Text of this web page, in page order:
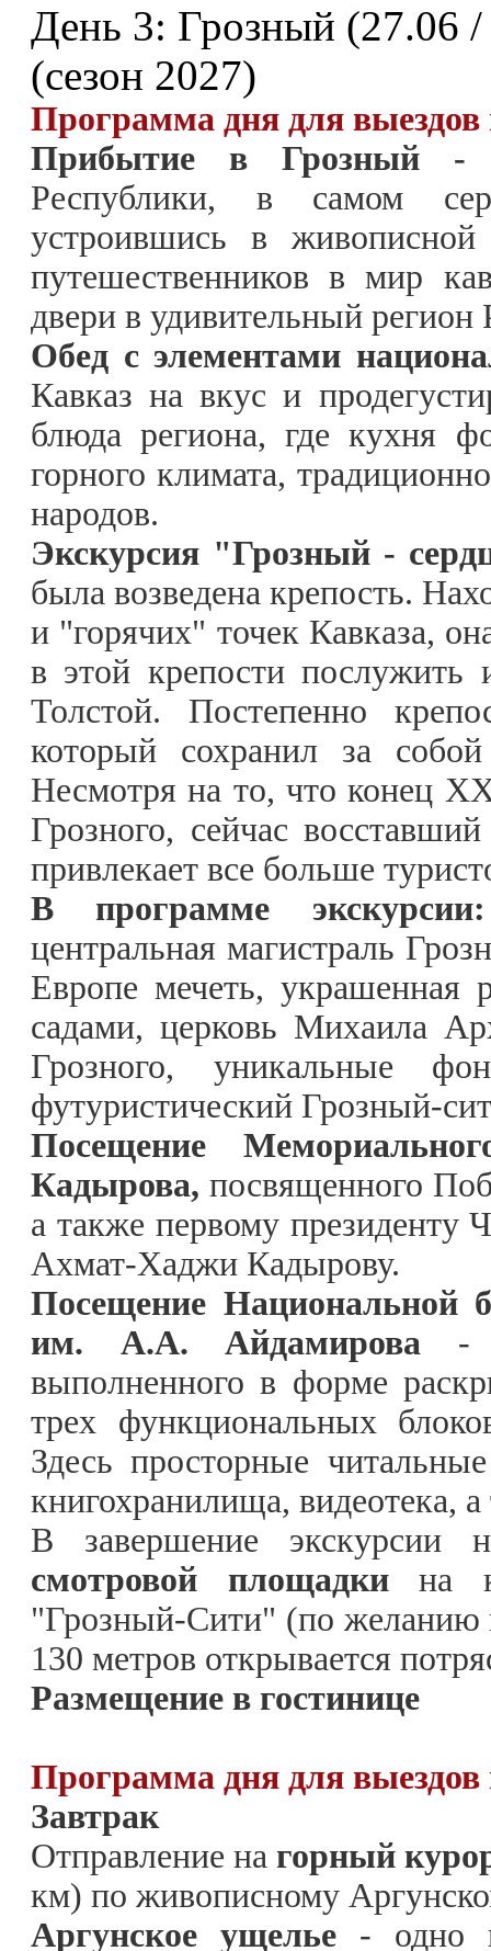
День 3: Грозный (27.06
(сезон 2027)
Программа дня для выездов
Прибытие в Грозный -
Республики, в самом
устроившись в
путешественников в мир
двери в удивительный регион
Обед с элементами
Кавказ на вкус и
блюда региона, где кухня
горного климата,
народов.
Экскурсия "Грозный -
была возведена крепость.
и "горячих" точек Кавказа,
в этой крепости
Толстой. Постепенно
который сохранил за
Несмотря на то, что конец
Грозного, сейчас
привлекает все больше
В программе
центральная магистраль
Европе мечеть,
садами, церковь Михаила
Грозного, уникальные
футуристический Грозный-
Посещение
Кадырова, посвященного
а также первому президенту
Ахмат-Хаджи Кадырову.
Посещение Национальной
им. А.А. Айдамирова -
выполненного в форме
трех функциональных
Здесь просторные
книгохранилища, видеотека,
В завершение
смотровой площадкина
"Грозный-Сити" (по желанию
130 метров открывается
Размещение в гостинице
Программа дня для выездов
Завтрак
Отправление на горный
км) по живописному
Аргунское ущелье - одно